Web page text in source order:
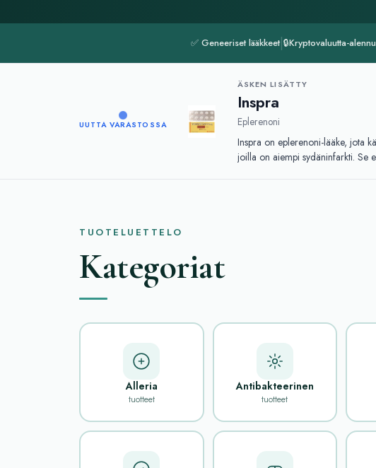
✅ Geneeriset lääkkeet| 🔒Kryptovaluutta-
UUTTA VARASTOSSA
ÄSKEN LISÄTTY
Inspra
Eplerenoni
Inspra on eplerenoni-lääke, jota
joilla on aiempi sydäninfarkti. Se
TUOTELUETTELO
Kategoriat
Alleria
tuotteet
Antibakteerinen
tuotteet